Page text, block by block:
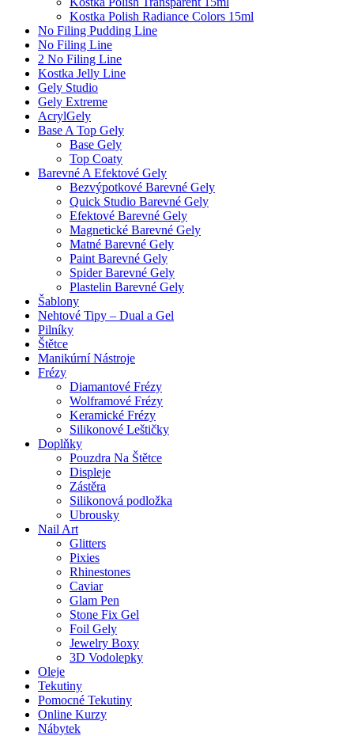
Kostka Polish Radiance Colors 15ml
No Filing Pudding Line
No Filing Line
2 No Filing Line
Kostka Jelly Line
Gely Studio
Gely Extreme
AcrylGely
Base A Top Gely
Base Gely
Top Coaty
Barevné A Efektové Gely
Bezvýpotkové Barevné Gely
Quick Studio Barevné Gely
Efektové Barevné Gely
Magnetické Barevné Gely
Matné Barevné Gely
Paint Barevné Gely
Spider Barevné Gely
Plastelin Barevné Gely
Šablony
Nehtové Tipy – Dual a Gel
Pilníky
Štětce
Manikúrní Nástroje
Frézy
Diamantové Frézy
Wolframové Frézy
Keramické Frézy
Silikonové Leštičky
Doplňky
Pouzdra Na Štětce
Displeje
Zástěra
Silikonová podložka
Ubrousky
Nail Art
Glitters
Pixies
Rhinestones
Caviar
Glam Pen
Stone Fix Gel
Foil Gely
Jewelry Boxy
3D Vodolepky
Oleje
Tekutiny
Pomocné Tekutiny
Online Kurzy
Nábytek